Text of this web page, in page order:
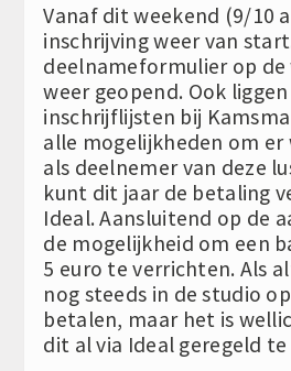
Vanaf dit weekend (9/10
inschrijving weer van
deelnameformulier op de
weer geopend. Ook
inschrijflijsten bij
alle mogelijkheden om er
als deelnemer van deze
kunt dit jaar de betaling
Ideal. Aansluitend op de
de mogelijkheid om een
5 euro te verrichten. Als
nog steeds in de studio
betalen, maar het is
dit al via Ideal geregeld